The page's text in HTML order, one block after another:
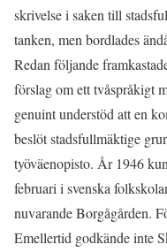
skrivelse i saken till
tanken, men bordlades
Redan följande
förslag om ett tvåspråkigt
genuint understöd att en
beslöt stadsfullmäktige
työväenopisto. År 1946
februari i svenska
nuvarande Borgågården.
Emellertid godkände inte